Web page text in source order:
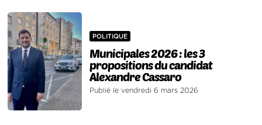
POLITIQUE
Municipales 2026 : les 3
propositions du candidat
Alexandre Cassaro
Publié le vendredi 6 mars 2026